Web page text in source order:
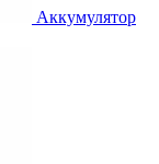
Аккумулятор